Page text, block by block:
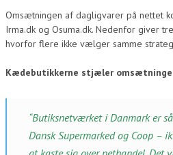
Omsætningen af dagligvarer på nettet
Irma.dk og Osuma.dk. Nedenfor giver
hvorfor flere ikke vælger samme
Kædebutikkerne stjæler
“Butiksnetværket i Danmark er
Dansk Supermarked og Coop –